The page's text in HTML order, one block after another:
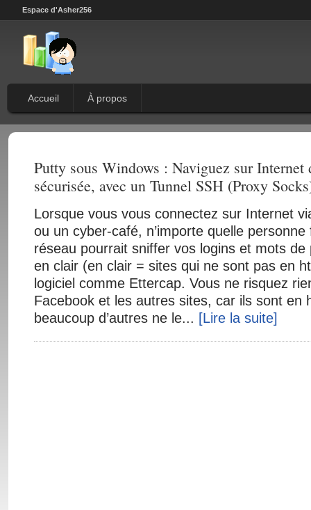
Espace d'Asher256
Accueil À propos
Putty sous Windows : Naviguez sur Internet
sécurisée, avec un Tunnel SSH (Proxy
Lorsque vous vous connectez sur Internet
ou un cyber-café, n’importe quelle
réseau pourrait sniffer vos logins et mots de
en clair (en clair = sites qui ne sont pas en
logiciel comme Ettercap. Vous ne risquez
Facebook et les autres sites, car ils sont en
beaucoup d’autres ne le... [Lire la suite]